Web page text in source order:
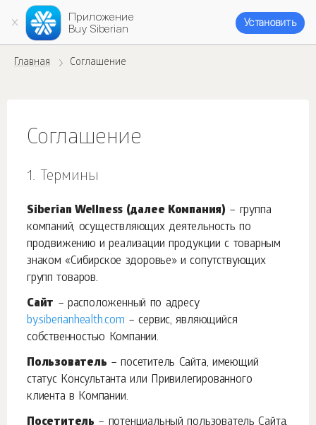
Приложение
Buy Siberian
Установить
Главная Соглашение
Соглашение
Термины
Siberian Wellness (далее Компания) – группа
компаний, осуществляющих деятельность по
продвижению и реализации продукции с товарным
знаком «Сибирское здоровье» и сопутствующих
групп товаров.
Сайт – расположенный по адресу
by.siberianhealth.com – сервис, являющийся
собственностью Компании.
Пользователь – посетитель Сайта, имеющий
статус Консультанта или Привилегированного
клиента в Компании.